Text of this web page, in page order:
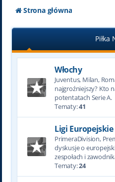
Strona główna
Piłka
Włochy
Juventus, Milan,
najgroźniejszy? Kto
potentatach Serie A.
Tematy:41
Ligi Europejskie
PrimeraDivision,
dyskusje o
zespołach i
Tematy:24